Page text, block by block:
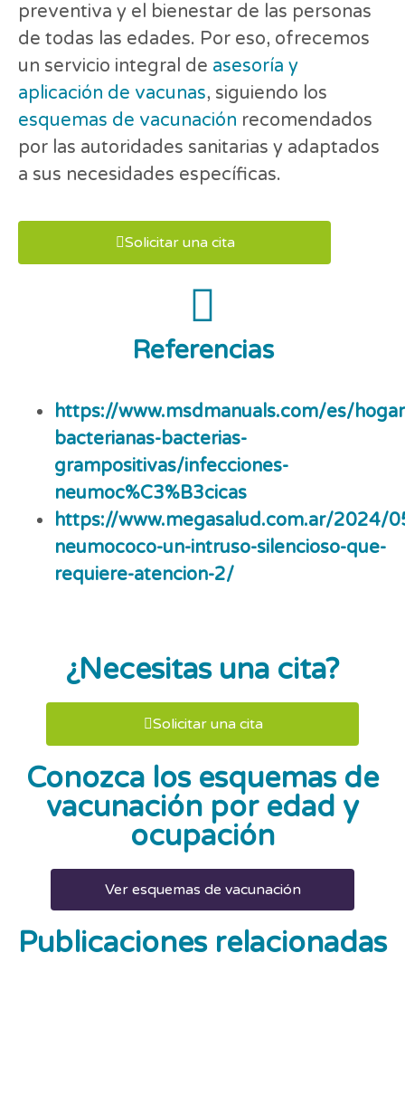
preventiva y el bienestar de las personas
de todas las edades. Por eso, ofrecemos
un servicio integral de asesoría y
aplicación de vacunas, siguiendo los
esquemas de vacunación recomendados
por las autoridades sanitarias y adaptados
a sus necesidades específicas.
Solicitar una cita
Referencias
https://www.msdmanuals.com/es/
bacterianas-bacterias-
grampositivas/infecciones-
neumoc%C3%B3cicas
https://www.megasalud.com.ar/2024/
neumococo-un-intruso-silencioso-que-
requiere-atencion-2/
¿Necesitas una cita?
Solicitar una cita
Conozca los esquemas de
vacunación por edad y
ocupación
Ver esquemas de vacunación
Publicaciones relacionadas